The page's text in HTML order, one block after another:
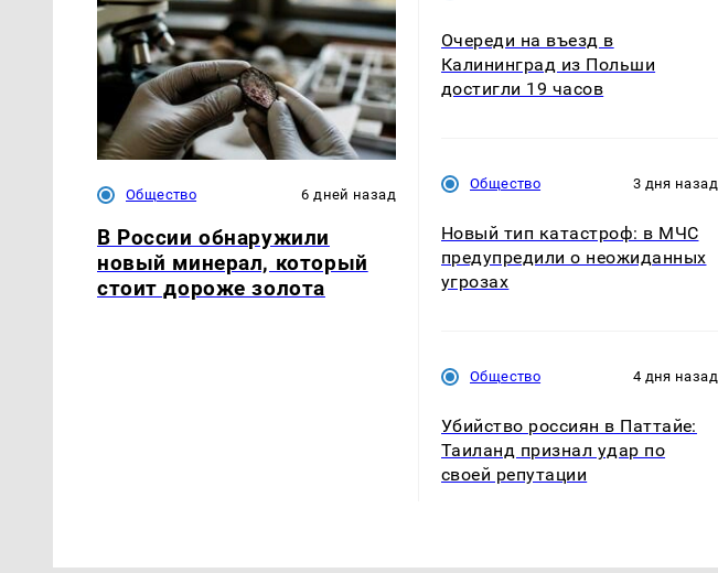
Общество 6 дней назад
В России обнаружили
новый минерал, который
стоит дороже золота
Очереди на въезд в
Калининград из Польши
достигли 19 часов
Общество 3 дня назад
Новый тип катастроф: в МЧС
предупредили о неожиданных
угрозах
Общество 4 дня назад
Убийство россиян в Паттайе:
Таиланд признал удар по
своей репутации